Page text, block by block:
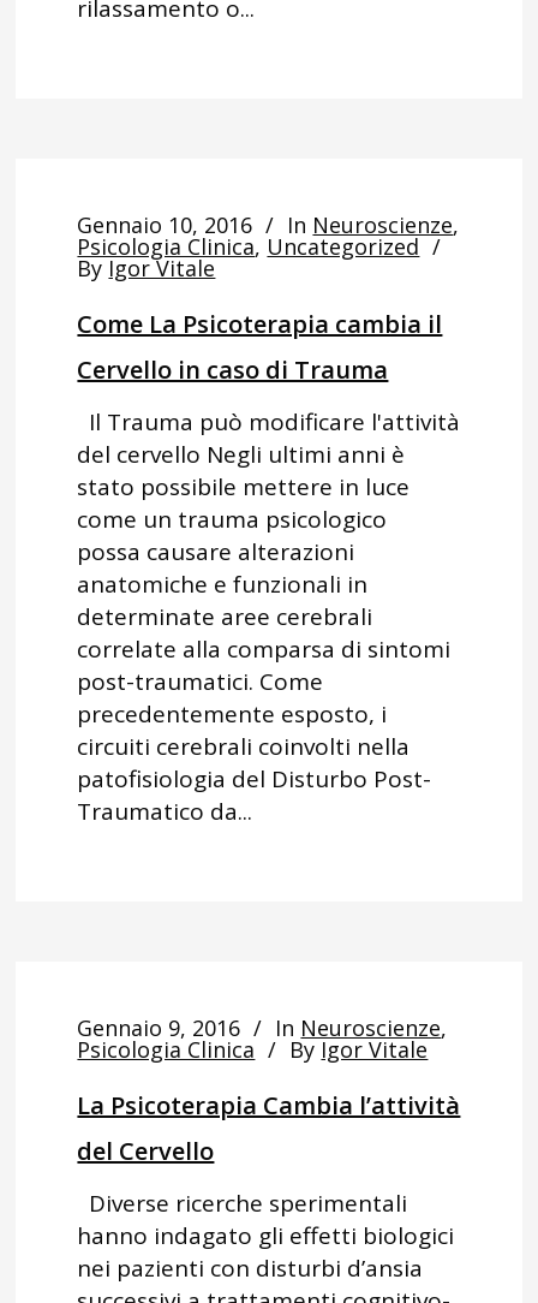
rilassamento o...
Gennaio 10, 2016 In Neuroscienze,
Psicologia Clinica, Uncategorized
By Igor Vitale
Come La Psicoterapia cambia il
Cervello in caso di Trauma
Il Trauma può modificare l'attività
del cervello Negli ultimi anni è
stato possibile mettere in luce
come un trauma psicologico
possa causare alterazioni
anatomiche e funzionali in
determinate aree cerebrali
correlate alla comparsa di sintomi
post-traumatici. Come
precedentemente esposto, i
circuiti cerebrali coinvolti nella
patofisiologia del Disturbo Post-
Traumatico da...
Gennaio 9, 2016 In Neuroscienze,
Psicologia Clinica By Igor Vitale
La Psicoterapia Cambia l’attività
del Cervello
Diverse ricerche sperimentali
hanno indagato gli effetti biologici
nei pazienti con disturbi d’ansia